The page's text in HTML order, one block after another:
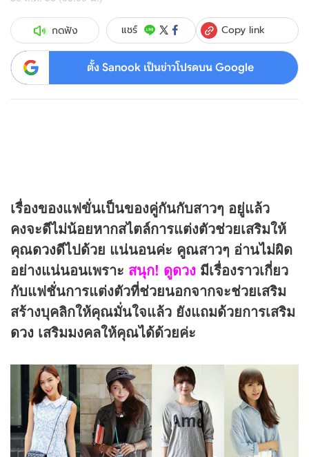
กดฟัง แชร์ Copy link
ตั้ง Sanook เป็นข่าวโปรดบน Google
เรื่องของแฟขั่นเป็นของคู่กันกับสาวๆ อยู่แล้ว
คงจะดีไม่น้อยหากสไตล์การแต่งตัวช่วยเสริมให้
คุณดวงดีไปด้วย แน่นอนค่ะ คูณสาวๆ อ่านไม่ผิด
อย่างแน่นอนเพราะ สนุก! ดูดวง มีเรื่องราวเกี่ยว
กับแฟชั่นการแต่งตัวที่ช่วยนอกจากจะช่วยเสริม
สร้างบุคลิกให้คุณมั่นใจแล้ว ยังแถมด้วยการเสริม
ดวง เสริมมงคลให้คุณได้ด้วยค่ะ